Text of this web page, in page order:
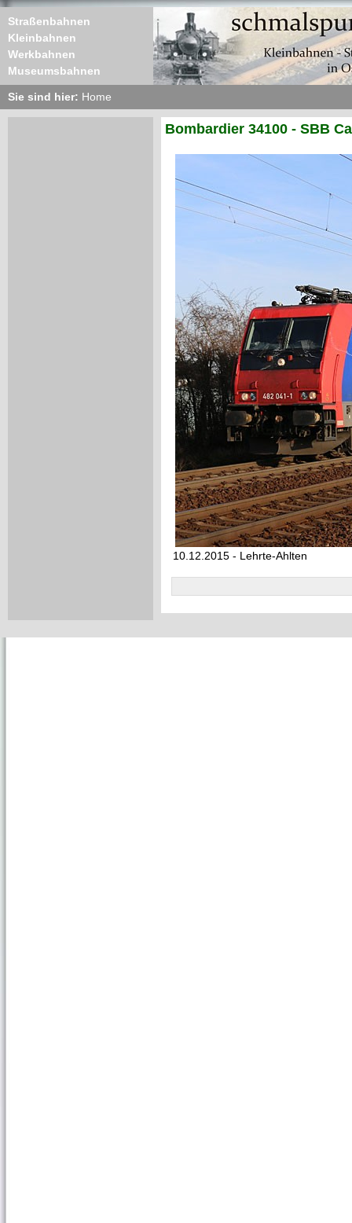
Straßenbahnen
Kleinbahnen
Werkbahnen
Museumsbahnen
Sie sind hier: Home
Bombardier 34100 - SBB
10.12.2015 - Lehrte-Ahlten